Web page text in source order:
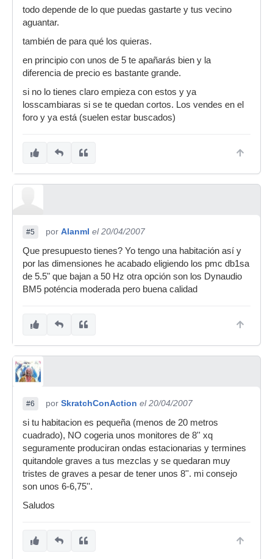
todo depende de lo que puedas gastarte y tus vecino
aguantar.
también de para qué los quieras.
en principio con unos de 5 te apañarás bien y la
diferencia de precio es bastante grande.
si no lo tienes claro empieza con estos y ya
losscambiaras si se te quedan cortos. Los vendes en el
foro y ya está (suelen estar buscados)
#5 por Alanml el 20/04/2007
Que presupuesto tienes? Yo tengo una habitación así y
por las dimensiones he acabado eligiendo los pmc db1sa
de 5.5" que bajan a 50 Hz otra opción son los Dynaudio
BM5 poténcia moderada pero buena calidad
#6 por SkratchConAction el 20/04/2007
si tu habitacion es pequeña (menos de 20 metros
cuadrado), NO cogeria unos monitores de 8'' xq
seguramente produciran ondas estacionarias y termines
quitandole graves a tus mezclas y se quedaran muy
tristes de graves a pesar de tener unos 8''. mi consejo
son unos 6-6,75''.
Saludos